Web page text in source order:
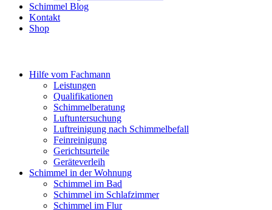
Schimmel Blog
Kontakt
Shop
Hilfe vom Fachmann
Leistungen
Qualifikationen
Schimmelberatung
Luftuntersuchung
Luftreinigung nach Schimmelbefall
Feinreinigung
Gerichtsurteile
Geräteverleih
Schimmel in der Wohnung
Schimmel im Bad
Schimmel im Schlafzimmer
Schimmel im Flur